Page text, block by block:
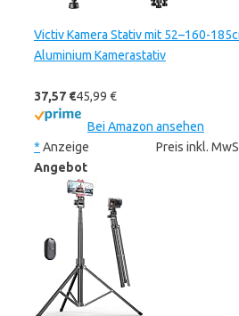
Victiv Kamera Stativ mit 52–160-
Aluminium Kamerastativ
37,57 €45,99 €
Bei Amazon ansehen
* Anzeige
Preis inkl.
Angebot